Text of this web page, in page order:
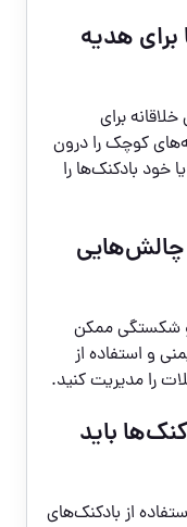
هدیه
برای
کوچک را درون
خود بادکنک‌ها را
چالش‌هایی
و شکستگی ممکن
و استفاده از
را مدیریت کنید.
باید
از بادکنک‌های